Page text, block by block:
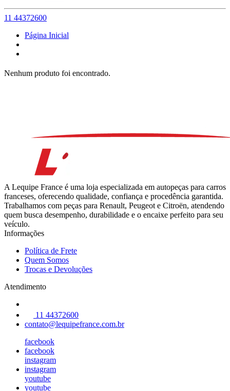
11 44372600
Página Inicial
Nenhum produto foi encontrado.
A Lequipe France é uma loja especializada em autopeças para carros
franceses, oferecendo qualidade, confiança e procedência garantida.
Trabalhamos com peças para Renault, Peugeot e Citroën, atendendo
quem busca desempenho, durabilidade e o encaixe perfeito para seu
veículo.
Informações
Política de Frete
Quem Somos
Trocas e Devoluções
Atendimento
11 44372600
contato@lequipefrance.com.br
facebook
facebook
instagram
instagram
youtube
youtube